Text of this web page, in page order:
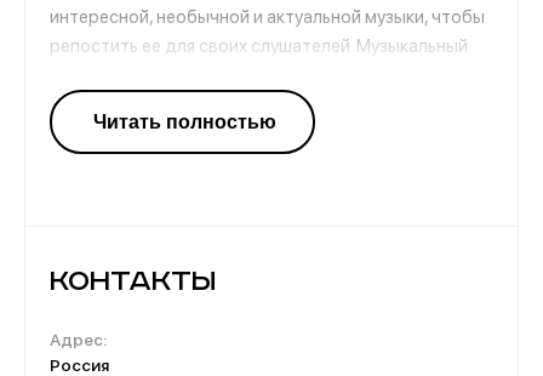
интересной, необычной и актуальной музыки, чтобы
репостить ее для своих слушателей. Музыкальный
треков, которые редко доходят до массового
зрителя. Проект открывает как новые имена, так и
Контакты
Адрес:
Россия